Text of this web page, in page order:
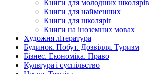
Книги для молодших школярів
Книги для найменших
Книги для школярів
Книги на іноземних мовах
Художня література
Будинок. Побут. Дозвілля. Туризм
Бізнес. Економіка. Право
Культура і суспільство